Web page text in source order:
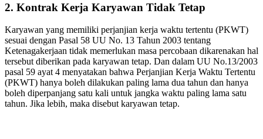
2. Kontrak Kerja Karyawan Tidak Tetap
Karyawan yang memiliki perjanjian kerja waktu tertentu (PKWT)
sesuai dengan Pasal 58 UU No. 13 Tahun 2003 tentang
Ketenagakerjaan tidak memerlukan masa percobaan dikarenakan hal
tersebut diberikan pada karyawan tetap. Dan dalam UU No.13/2003
pasal 59 ayat 4 menyatakan bahwa Perjanjian Kerja Waktu Tertentu
(PKWT) hanya boleh dilakukan paling lama dua tahun dan hanya
boleh diperpanjang satu kali untuk jangka waktu paling lama satu
tahun. Jika lebih, maka disebut karyawan tetap.